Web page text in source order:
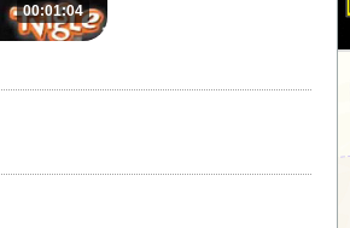
00:01:04